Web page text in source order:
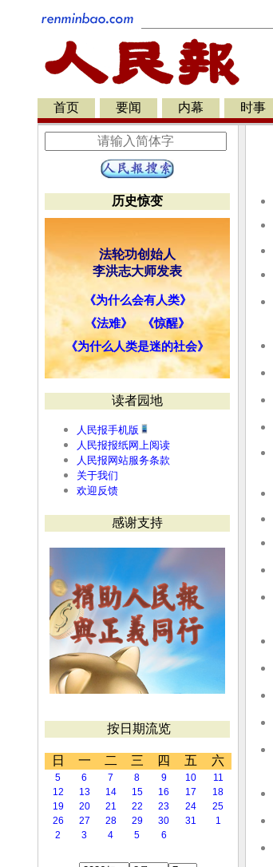
首页 要闻 内幕 时事
历史惊变
法轮功创始人
李洪志大师发表
《为什么会有人类》
《法难》
《惊醒》
《为什么人类是迷的社会》
读者园地
人民报手机版
人民报报纸网上阅读
人民报网站服务条款
关于我们
欢迎反馈
感谢支持
按日期流览
日 一 二 三 四 五 六
5 6 7 8 9 10
11
12
13 14 15 16 17
18
19
20 21 22 23 24
25
26
27 28 29 30 31
1
2
3 4 5 6